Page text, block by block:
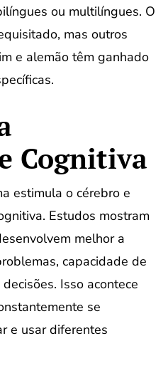
ou multilíngues. O
mas outros
e alemão têm ganhado
Cognitiva
estimula o cérebro e
Estudos mostram
melhor a
capacidade de
Isso acontece
se
e usar diferentes